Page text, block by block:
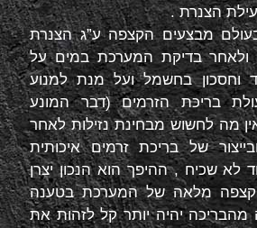
הצנרת .
מבצעים הקצפה ע”ג הצנרת
ולאחר בדיקת המערכת במים על
וחסכון בחשמל ועל מנת למנוע
בריכת הזרמים (דבר המונע
מה לחשוש מבחינת נזילות לאחר
של בריכת זרמים איכותית
לא שכיח , ההיפך הוא הנכון יצרן
מלאה של המערכת בטענה
יהיה יותר קל לזהות את